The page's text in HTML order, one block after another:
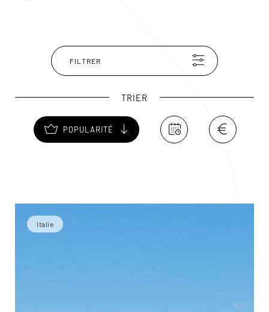
FILTRER
TRIER
POPULARITÉ
Italie